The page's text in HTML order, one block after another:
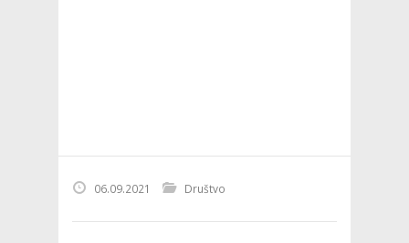
06.09.2021 Društvo